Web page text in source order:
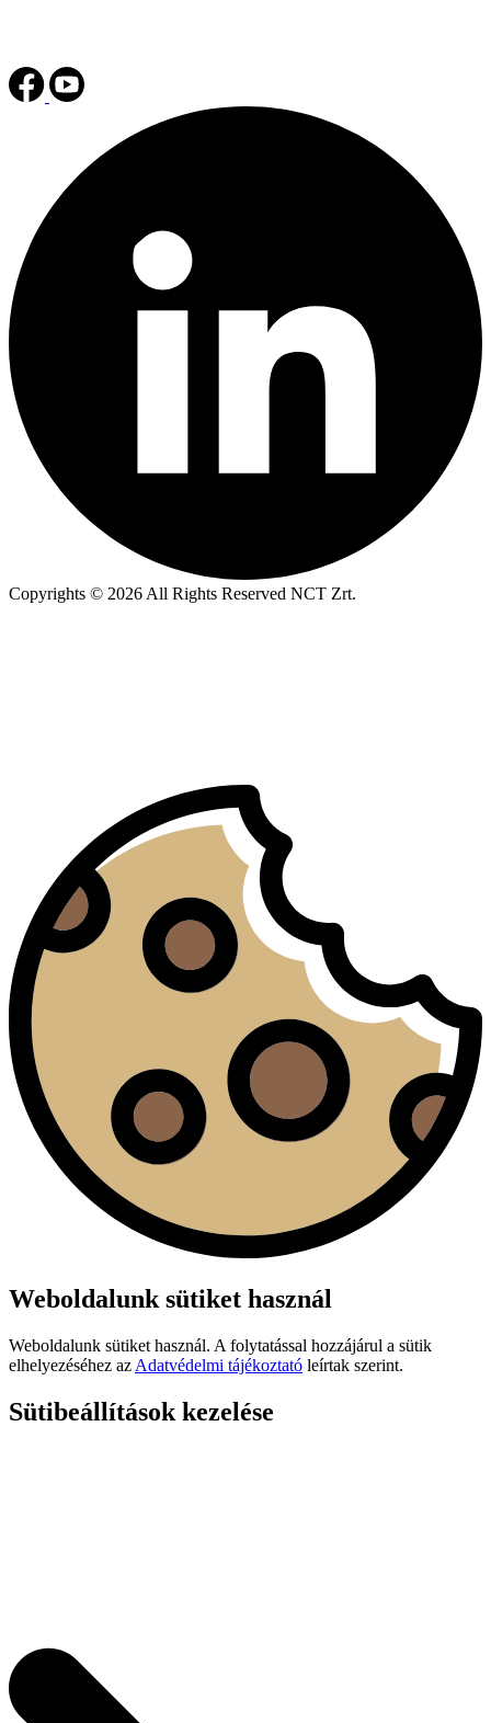
Copyrights © 2026 All Rights Reserved NCT Zrt.
Weboldalunk sütiket használ
Weboldalunk sütiket használ. A folytatással hozzájárul a sütik
elhelyezéséhez az Adatvédelmi tájékoztató leírtak szerint.
Sütibeállítások kezelése